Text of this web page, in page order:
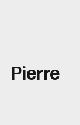
Pierre